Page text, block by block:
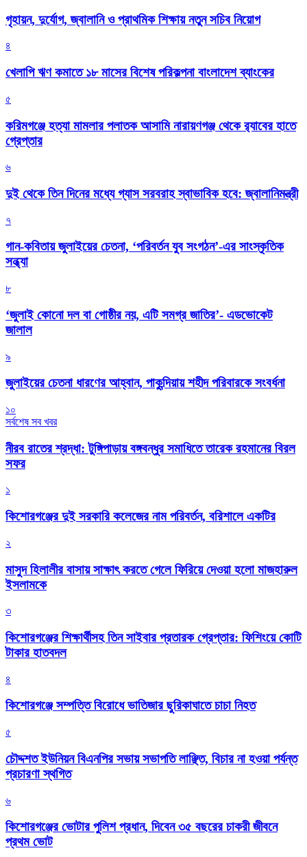
গৃহায়ন, দুর্যোগ, জ্বালানি ও প্রাথমিক শিক্ষায় নতুন সচিব নিয়োগ
৪
খেলাপি ঋণ কমাতে ১৮ মাসের বিশেষ পরিকল্পনা বাংলাদেশ ব্যাংকের
৫
করিমগঞ্জে হত্যা মামলার পলাতক আসামি নারায়ণগঞ্জ থেকে র‌্যাবের হাতে
গ্রেপ্তার
৬
দুই থেকে তিন দিনের মধ্যে গ্যাস সরবরাহ স্বাভাবিক হবে: জ্বালানিমন্ত্রী
৭
গান-কবিতায় জুলাইয়ের চেতনা, ‘পরিবর্তন যুব সংগঠন’-এর সাংস্কৃতিক
সন্ধ্যা
৮
‘জুলাই কোনো দল বা গোষ্ঠীর নয়, এটি সমগ্র জাতির’- এডভোকেট
জালাল
৯
জুলাইয়ের চেতনা ধারণের আহ্বান, পাকুন্দিয়ায় শহীদ পরিবারকে সংবর্ধনা
১০
সর্বশেষ সব খবর
নীরব রাতের শ্রদ্ধা: টুঙ্গিপাড়ায় বঙ্গবন্ধুর সমাধিতে তারেক রহমানের বিরল
সফর
১
কিশোরগঞ্জের দুই সরকারি কলেজের নাম পরিবর্তন, বরিশালে একটির
২
মাসুদ হিলালীর বাসায় সাক্ষাৎ করতে গেলে ফিরিয়ে দেওয়া হলো মাজহারুল
ইসলামকে
৩
কিশোরগঞ্জের শিক্ষার্থীসহ তিন সাইবার প্রতারক গ্রেপ্তার: ফিশিংয়ে কোটি
টাকার হাতবদল
৪
কিশোরগঞ্জে সম্পত্তি বিরোধে ভাতিজার ছুরিকাঘাতে চাচা নিহত
৫
চৌদ্দশত ইউনিয়ন বিএনপির সভায় সভাপতি লাঞ্ছিত, বিচার না হওয়া পর্যন্ত
প্রচারণা স্থগিত
৬
কিশোরগঞ্জের ভোটার পুলিশ প্রধান, দিবেন ৩৫ বছরের চাকরী জীবনে
প্রথম ভোট